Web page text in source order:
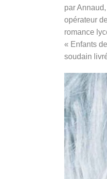
par
opérateur
romance
« Enfants
soudain